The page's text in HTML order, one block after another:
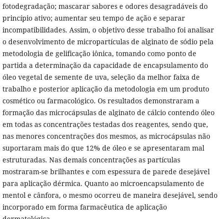
fotodegradação; mascarar sabores e odores desagradáveis do
princípio ativo; aumentar seu tempo de ação e separar
incompatibilidades. Assim, o objetivo desse trabalho foi analisar
o desenvolvimento de micropartículas de alginato de sódio pela
metodologia de gelificação iônica, tomando como ponto de
partida a determinação da capacidade de encapsulamento do
óleo vegetal de semente de uva, seleção da melhor faixa de
trabalho e posterior aplicação da metodologia em um produto
cosmético ou farmacológico. Os resultados demonstraram a
formação das microcápsulas de alginato de cálcio contendo óleo
em todas as concentrações testadas dos reagentes, sendo que,
nas menores concentrações dos mesmos, as microcápsulas não
suportaram mais do que 12% de óleo e se apresentaram mal
estruturadas. Nas demais concentrações as partículas
mostraram-se brilhantes e com espessura de parede desejável
para aplicação dérmica. Quanto ao microencapsulamento de
mentol e cânfora, o mesmo ocorreu de maneira desejável, sendo
incorporado em forma farmacêutica de aplicação